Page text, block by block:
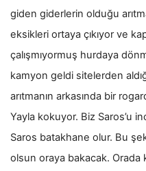
giden giderlerin olduğu
eksikleri ortaya çıkıyor ve
çalışmıyormuş hurdaya
kamyon geldi sitelerden
arıtmanın arkasında bir
Yayla kokuyor. Biz Saros’u
Saros batakhane olur. Bu
olsun oraya bakacak. Orada